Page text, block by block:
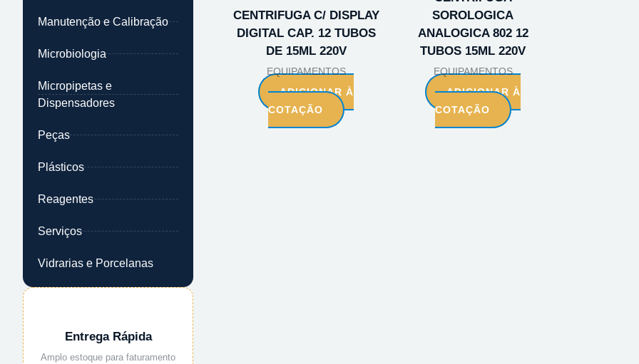
Manutenção e Calibração
Microbiologia
Micropipetas e
Dispensadores
Peças
Plásticos
Reagentes
Serviços
Vidrarias e Porcelanas
Entrega Rápida
Amplo estoque para faturamento
CENTRIFUGA C/ DISPLAY
DIGITAL CAP. 12 TUBOS
DE 15ML 220V
EQUIPAMENTOS
ADICIONAR À
COTAÇÃO
SOROLOGICA
ANALOGICA 802 12
TUBOS 15ML 220V
EQUIPAMENTOS
ADICIONAR À
COTAÇÃO